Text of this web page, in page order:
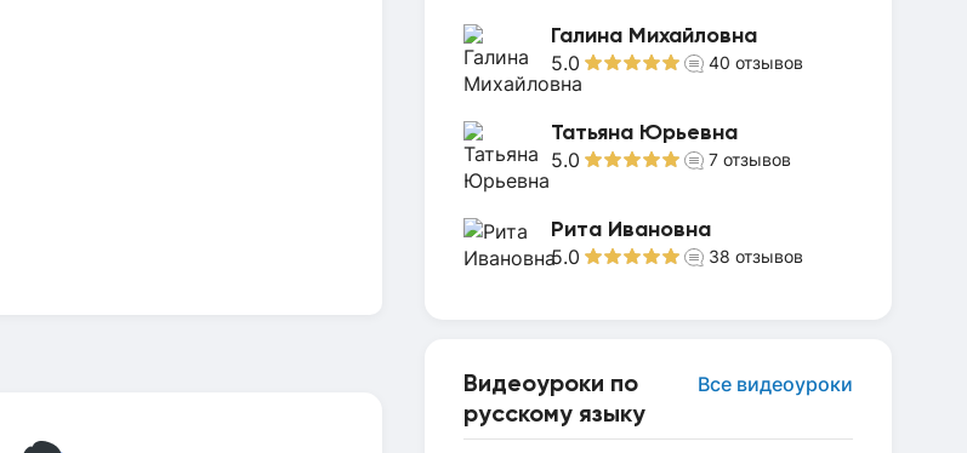
Галина Михайловна
5.0 40 отзывов
Татьяна Юрьевна
5.0 7 отзывов
Рита Ивановна
5.0 38 отзывов
Видеоуроки по
русскому языку
Все видеоуроки